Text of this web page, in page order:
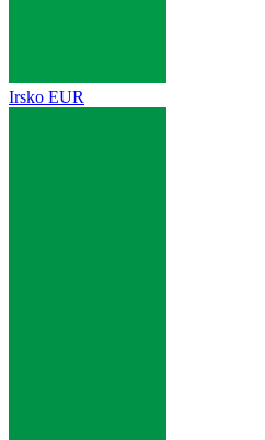
Irsko EUR